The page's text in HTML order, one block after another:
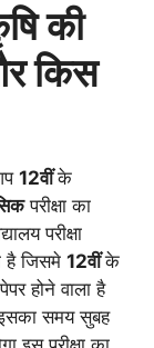
की
किस
12वींके
परीक्षा का
परीक्षा
है जिसमे 12वींके
होने वाला है
इसका समय सुबह